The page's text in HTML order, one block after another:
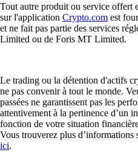
Tout autre produit ou service offert
sur l'application Crypto.com est
et ne fait pas partie des services
Limited ou de Foris MT Limited.
Le trading ou la détention d'actifs
ne pas convenir à tout le monde.
passées ne garantissent pas les
attentivement à la pertinence d’un
fonction de votre situation
Vous trouverez plus
ici.